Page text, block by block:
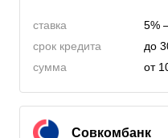
ставка
срок кредита
сумма
5%
до
от
Совкомбанк